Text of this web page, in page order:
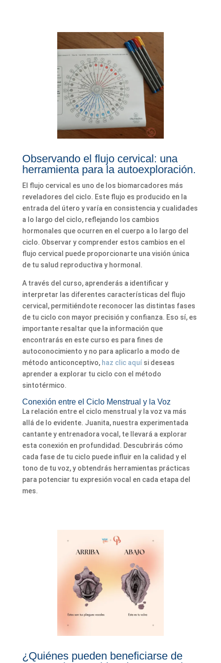
Observando el flujo cervical: una
herramienta para la autoexploración.
El flujo cervical es uno de los biomarcadores más
reveladores del ciclo. Este flujo es producido en la
entrada del útero y varía en consistencia y cualidades
a lo largo del ciclo, reflejando los cambios
hormonales que ocurren en el cuerpo a lo largo del
ciclo. Observar y comprender estos cambios en el
flujo cervical puede proporcionarte una visión única
de tu salud reproductiva y hormonal.
A través del curso, aprenderás a identificar y
interpretar las diferentes características del flujo
cervical, permitiéndote reconocer las distintas fases
de tu ciclo con mayor precisión y confianza. Eso sí, es
importante resaltar que la información que
encontrarás en este curso es para fines de
autoconocimiento y no para aplicarlo a modo de
método anticonceptivo, haz clic aquísi deseas
aprender a explorar tu ciclo con el método
sintotérmico.
Conexión entre el Ciclo Menstrual y la Voz
La relación entre el ciclo menstrual y la voz va más
allá de lo evidente. Juanita, nuestra experimentada
cantante y entrenadora vocal, te llevará a explorar
esta conexión en profundidad. Descubrirás cómo
cada fase de tu ciclo puede influir en la calidad y el
tono de tu voz, y obtendrás herramientas prácticas
para potenciar tu expresión vocal en cada etapa del
mes.
¿Quiénes pueden beneficiarse de